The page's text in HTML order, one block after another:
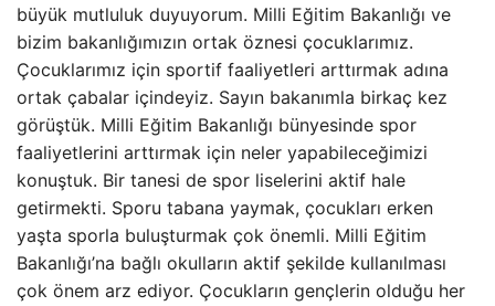
büyük mutluluk duyuyorum. Milli Eğitim Bakanlığı ve
bizim bakanlığımızın ortak öznesi çocuklarımız.
Çocuklarımız için sportif faaliyetleri arttırmak adına
ortak çabalar içindeyiz. Sayın bakanımla birkaç kez
görüştük. Milli Eğitim Bakanlığı bünyesinde spor
faaliyetlerini arttırmak için neler yapabileceğimizi
konuştuk. Bir tanesi de spor liselerini aktif hale
getirmekti. Sporu tabana yaymak, çocukları erken
yaşta sporla buluşturmak çok önemli. Milli Eğitim
Bakanlığı’na bağlı okulların aktif şekilde kullanılması
çok önem arz ediyor. Çocukların gençlerin olduğu her